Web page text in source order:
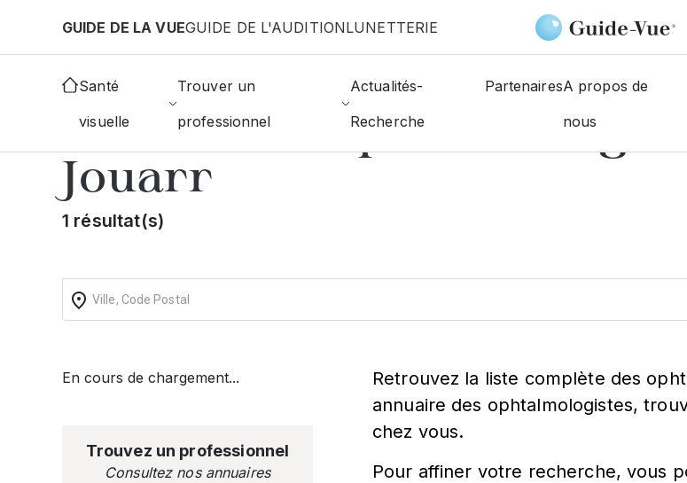
GUIDE DE LA VUEGUIDE DE L'AUDITIONLUNETTERIE
Santé
visuelle
Trouver un
professionnel
Actualités-
Recherche
PartenairesA propos de
nous
Accueil Annuaire des ophtalmologistes La-Ferte-Sous-Jouarr
Trouver un
Jouarr
1 résultat(s)
En cours de chargement...
Trouvez un professionnel
Consultez nos annuaires
Retrouvez la liste complète des
annuaire des ophtalmologistes,
chez vous.
Pour affiner votre recherche, vous